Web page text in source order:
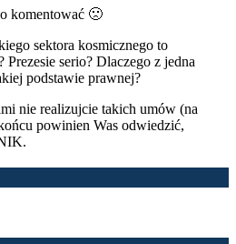
komentować 🙁
sektora kosmicznego to
serio? Dlaczego z jedna
podstawie prawnej?
nie realizujcie takich umów (na
powinien Was odwiedzić,